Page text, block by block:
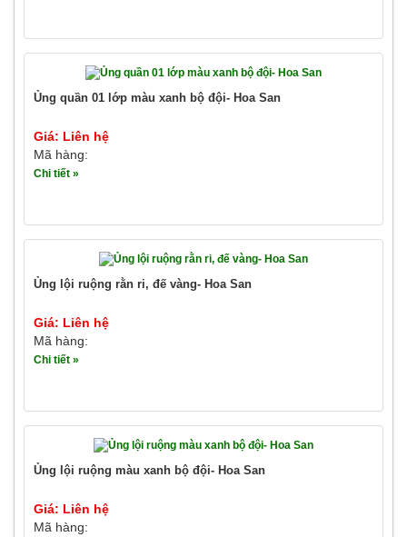
Ủng quần 01 lớp màu xanh bộ đội- Hoa San
Giá: Liên hệ
Mã hàng:
Chi tiết »
Ủng lội ruộng rằn ri, đế vàng- Hoa San
Giá: Liên hệ
Mã hàng:
Chi tiết »
Ủng lội ruộng màu xanh bộ đội- Hoa San
Giá: Liên hệ
Mã hàng: